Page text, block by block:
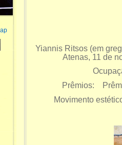
Yiannis Ritsos (em
Atenas, 11 de
Prêmios:
Movimento